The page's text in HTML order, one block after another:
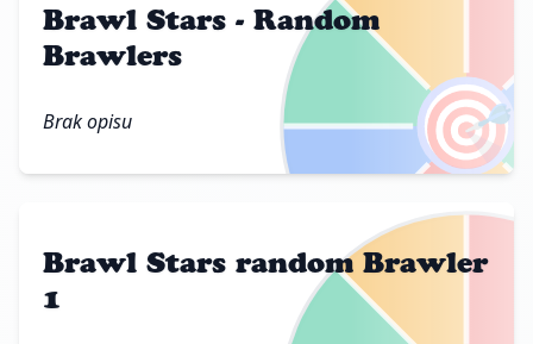
🎯
Brawl Stars - Random
Brawlers
Brak opisu
Brawl Stars random Brawler
1